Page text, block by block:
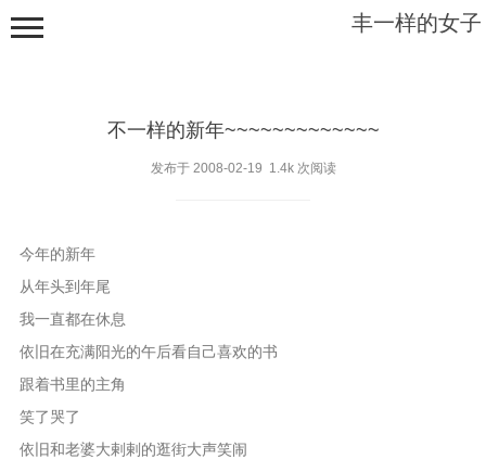
不一样的新年~~~~~~~~~~~~~
发布于 2008-02-19 1.4k 次阅读
今年的新年
从年头到年尾
我一直都在休息
依旧在充满阳光的午后看自己喜欢的书
跟着书里的主角
笑了哭了
依旧和老婆大剌剌的逛街大声笑闹
丰一样的女子
根之幽深
枝之稳安
藤之绵缠
叶之飘零
乱草丛生